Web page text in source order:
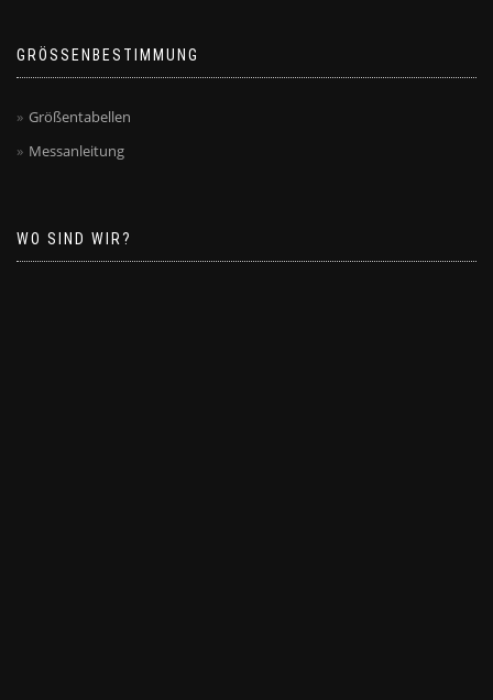
GRÖSSENBESTIMMUNG
Größentabellen
Messanleitung
WO SIND WIR?